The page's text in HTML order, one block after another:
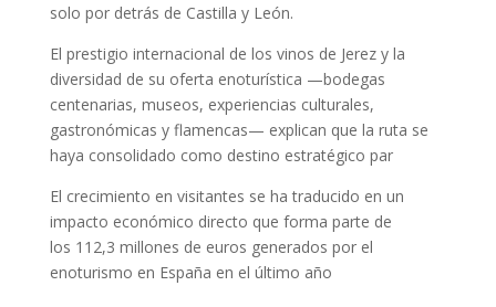
solo por detrás de Castilla y León.
El prestigio internacional de los vinos de Jerez y la
diversidad de su oferta enoturística —bodegas
centenarias, museos, experiencias culturales,
gastronómicas y flamencas— explican que la ruta se
haya consolidado como destino estratégico par
El crecimiento en visitantes se ha traducido en un
impacto económico directo que forma parte de
los 112,3 millones de euros generados por el
enoturismo en España en el último año